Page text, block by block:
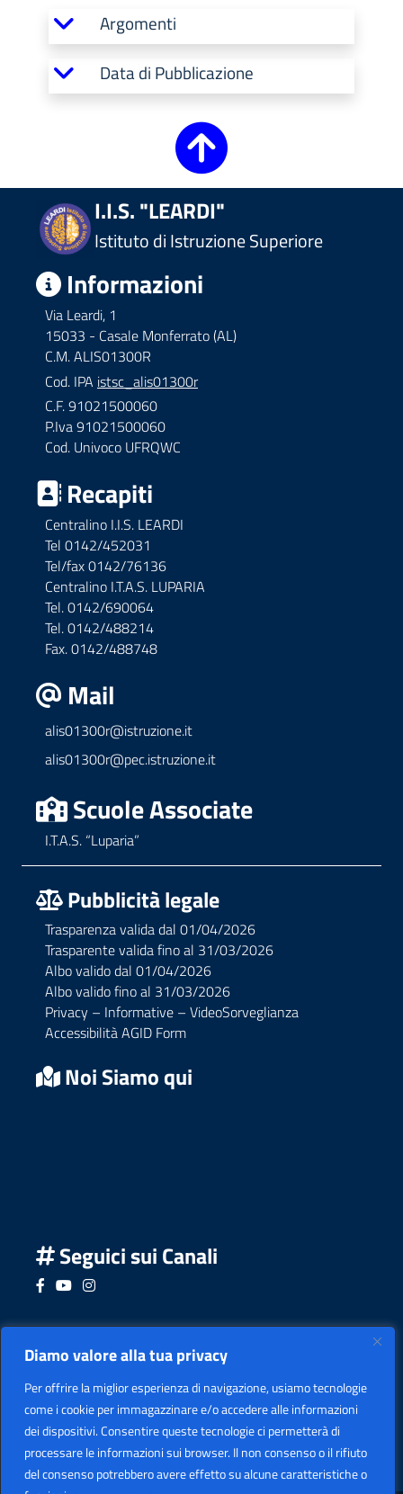
Diamo valore alla tua privacy
Per offrire la miglior esperienza di navigazione, usiamo tecnologie
come i cookie per immagazzinare e/o accedere alle informazioni
dei dispositivi. Consentire queste tecnologie ci permetterà di
processare le informazioni sui browser. Il non consenso o il rifiuto
del consenso potrebbero avere effetto su alcune caratteristiche o
Argomenti
Data di Pubblicazione
I.I.S. "LEARDI"
Istituto di Istruzione Superiore
Informazioni
Via Leardi, 1
15033 - Casale Monferrato (AL)
C.M. ALIS01300R
Cod. IPA istsc_alis01300r
C.F. 91021500060
P.Iva 91021500060
Cod. Univoco UFRQWC
Recapiti
Centralino I.I.S. LEARDI
Tel 0142/452031
Tel/fax 0142/76136
Centralino I.T.A.S. LUPARIA
Tel. 0142/690064
Tel. 0142/488214
Fax. 0142/488748
Mail
alis01300r@istruzione.it
alis01300r@pec.istruzione.it
Scuole Associate
I.T.A.S. “Luparia”
Pubblicità legale
Trasparenza valida dal 01/04/2026
Trasparente valida fino al 31/03/2026
Albo valido dal 01/04/2026
Albo valido fino al 31/03/2026
Privacy – Informative – VideoSorveglianza
Accessibilità AGID Form
Noi Siamo qui
Seguici sui Canali
Seguici su Facebook
Seguici su YouTube
Seguici su Instagram